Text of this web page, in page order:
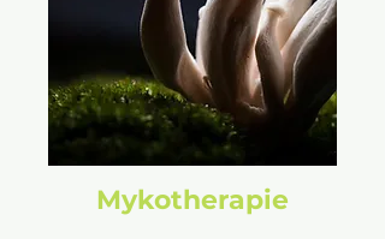
Mykotherapie